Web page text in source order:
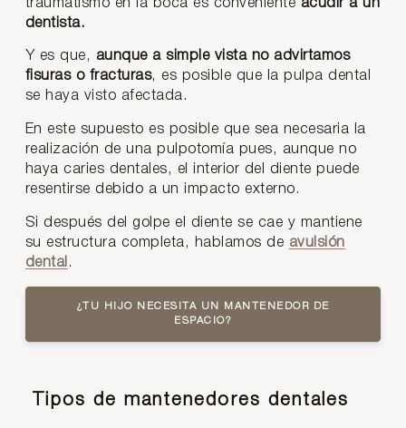
traumatismo en la boca es conveniente acudir a un
dentista.
Y es que, aunque a simple vista no advirtamos
fisuras o fracturas, es posible que la pulpa dental
se haya visto afectada.
En este supuesto es posible que sea necesaria la
realización de una pulpotomía pues, aunque no
haya caries dentales, el interior del diente puede
resentirse debido a un impacto externo.
Si después del golpe el diente se cae y mantiene
su estructura completa, hablamos de avulsión
dental .
¿TU HIJO NECESITA UN MANTENEDOR DE
ESPACIO?
Tipos de mantenedores dentales